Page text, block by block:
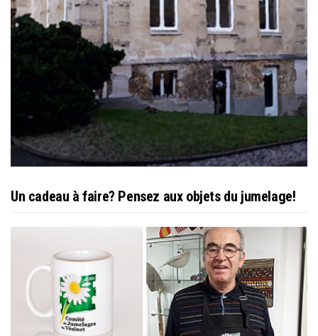
Un cadeau à faire? Pensez aux objets du jumelage!